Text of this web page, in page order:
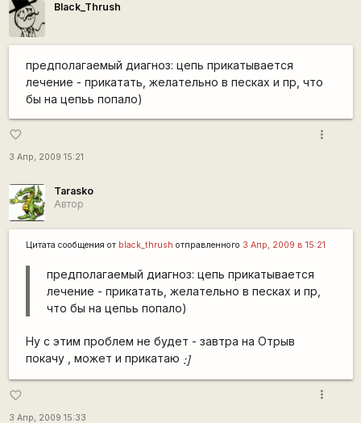
Black_Thrush
предполагаемый диагноз: цепь прикатывается
лечение - прикатать, желательно в песках и пр, что
бы на цепьь попало)
favorite_border
3 Апр, 2009 15:21
more_vert
Tarasko
Автор
Цитата сообщения от black_thrush отправленного 3 Апр, 2009 в 15:21
предполагаемый диагноз: цепь прикатывается
лечение - прикатать, желательно в песках и пр,
что бы на цепьь попало)
Ну с этим проблем не будет - завтра на Отрыв
покачу , может и прикатаю :]
favorite_border
3 Апр, 2009 15:33
more_vert